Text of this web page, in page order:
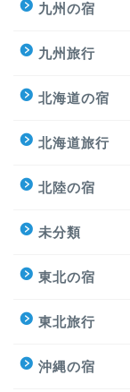
九州の宿
九州旅行
北海道の宿
北海道旅行
北陸の宿
未分類
東北の宿
東北旅行
沖縄の宿